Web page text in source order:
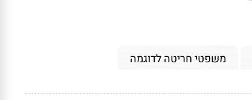
משפטי חריטה לדוגמה